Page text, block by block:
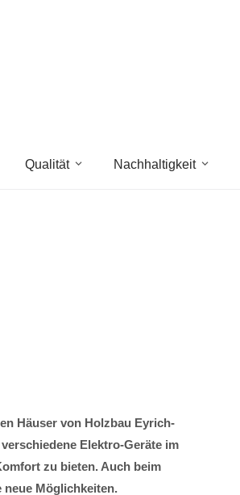
Qualität Nachhaltigkeit
Häuser von Holzbau Eyrich-
Elektro-Geräte im
zu bieten. Auch beim
neue Möglichkeiten.